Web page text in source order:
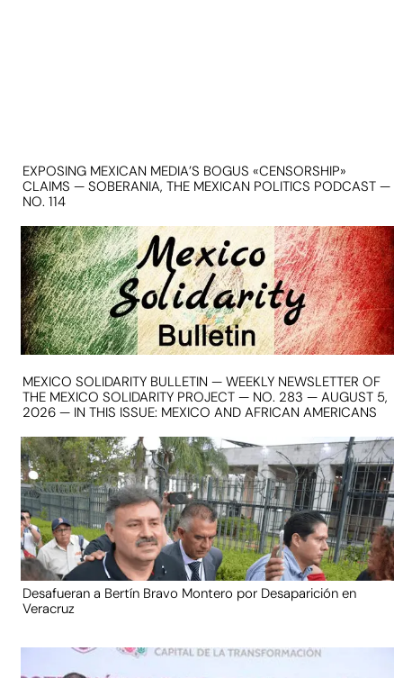
EXPOSING MEXICAN MEDIA’S BOGUS «CENSORSHIP»
CLAIMS — SOBERANIA, THE MEXICAN POLITICS PODCAST —
NO. 114
MEXICO SOLIDARITY BULLETIN — WEEKLY NEWSLETTER OF
THE MEXICO SOLIDARITY PROJECT — NO. 283 — AUGUST 5,
2026 — IN THIS ISSUE: MEXICO AND AFRICAN AMERICANS
Desafueran a Bertín Bravo Montero por Desaparición en
Veracruz